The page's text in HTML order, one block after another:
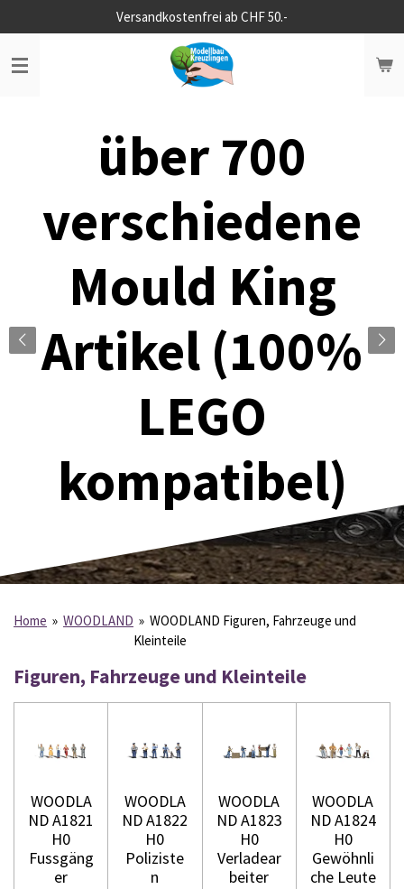
Hauptinhalt
springen
Versandkostenfrei ab CHF 50.-
über 700
verschiedene
Mould King
Artikel (100%
LEGO
kompatibel)
Home » WOODLAND » WOODLAND Figuren, Fahrzeuge und
Kleinteile
Figuren, Fahrzeuge und Kleinteile
WOODLA
ND A1821
H0
Fussgäng
er
WOODLA
ND A1822
H0
Poliziste
n
WOODLA
ND A1823
H0
Verladear
beiter
WOODLA
ND A1824
H0
Gewöhnli
che Leute